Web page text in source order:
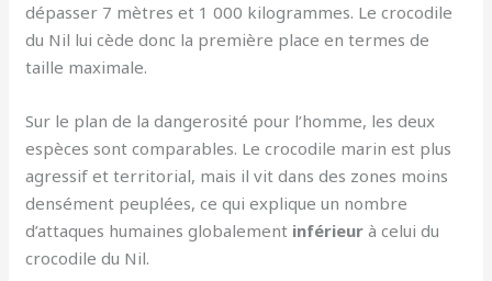
dépasser 7 mètres et 1 000 kilogrammes. Le crocodile
du Nil lui cède donc la première place en termes de
taille maximale.
Sur le plan de la dangerosité pour l’homme, les deux
espèces sont comparables. Le crocodile marin est plus
agressif et territorial, mais il vit dans des zones moins
densément peuplées, ce qui explique un nombre
d’attaques humaines globalement inférieur à celui du
crocodile du Nil.